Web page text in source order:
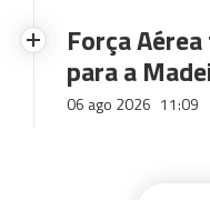
Força
para a
06 ago 2026 11:09